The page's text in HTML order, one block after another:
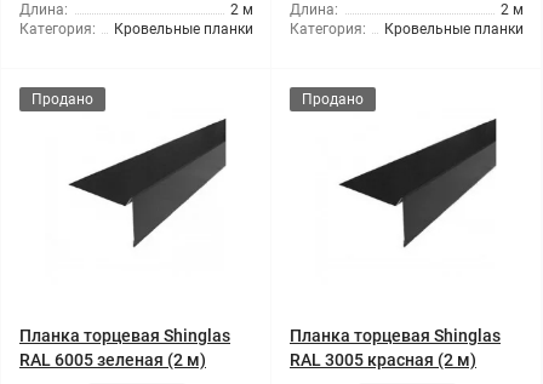
Длина:
2 м
Категория:
Кровельные планки
Длина:
2 м
Категория:
Кровельные планки
Продано
Планка торцевая Shinglas
RAL 6005 зеленая (2 м)
Продано
Планка торцевая Shinglas
RAL 3005 красная (2 м)